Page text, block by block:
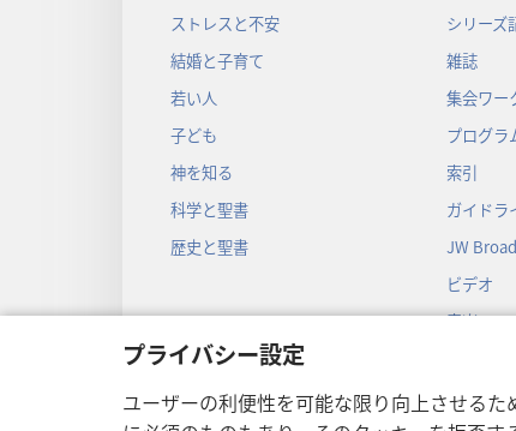
プライバシー設定
ユーザーの利便性を可能な限り向上させる
ストレスと不安
結婚と子育て
若い人
子ども
神を知る
科学と聖書
歴史と聖書
シリーズ
雑誌
集会ワー
プログラ
索引
ガイドラ
JW
ビデオ
音楽
劇形式の